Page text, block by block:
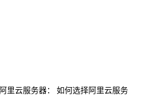
里云服务器： 如何选择阿里云服务